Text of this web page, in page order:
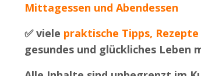
Mittagessen und Abendessen
✅viele praktische Tipps,
gesundes und glückliches Leben